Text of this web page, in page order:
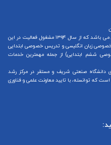
می باشد که از سال ۱۳۹۴ مشغول فعالیت در این
زبان انگلیسیو تدریس خصوصی ابتدایی
ششم ابتدایی) از جمله مهمترین خدمات
دانشگاه صنعتی شریف و مستقر در مرکز رشد
که توانسته، با تایید معاونت علمی و فناوری